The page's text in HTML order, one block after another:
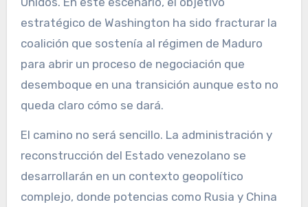
estratégico de Washington ha sido fracturar la
coalición que sostenía al régimen de Maduro
para abrir un proceso de negociación que
desemboque en una transición aunque esto no
queda claro cómo se dará.
El camino no será sencillo. La administración y
reconstrucción del Estado venezolano se
desarrollarán en un contexto geopolítico
complejo, donde potencias como Rusia y China